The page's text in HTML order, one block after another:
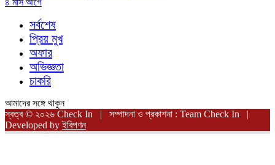
৪ মাস আগে
সর্বশেষ
প্রিয় মুখ
অফার
অভিজ্ঞতা
চাকরি
আমাদের সঙ্গে থাকুন
স্বত্ব © ২০২৬ Check In | সম্পাদনা ও প্রকাশনা : Team Check In |
Developed byইবিপণন